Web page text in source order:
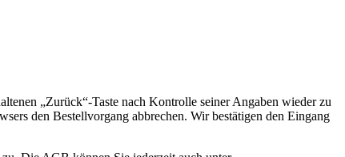
„Zurück“-Taste nach Kontrolle seiner Angaben wieder zu
den Bestellvorgang abbrechen. Wir bestätigen den Eingang